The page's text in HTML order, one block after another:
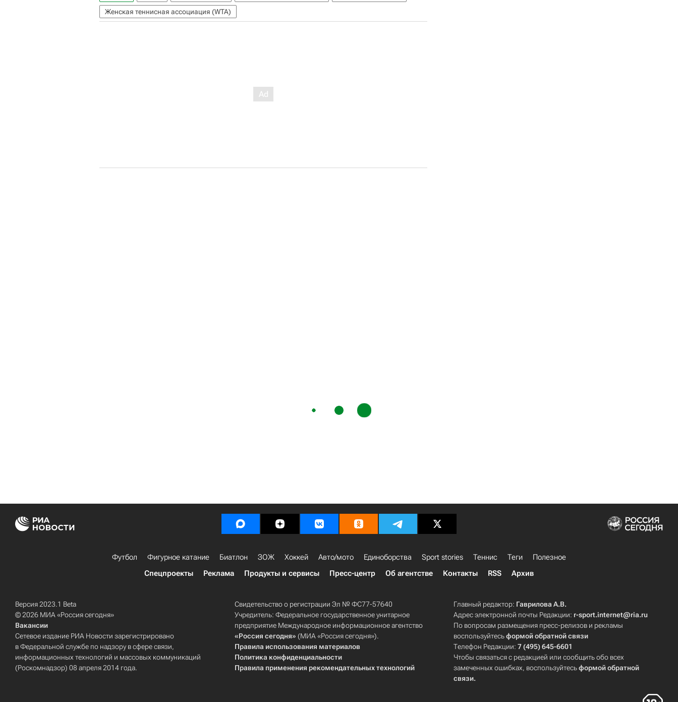
Женская теннисная ассоциация (WTA)
Футбол Фигурное катание Биатлон ЗОЖ Хоккей Авто/мото Единоборства Sport stories Теннис Теги
Полезное
Спецпроекты
Реклама Продукты и сервисы Пресс-центр Об агентстве Контакты RSS Архив
Версия 2023.1 Beta
© 2026 МИА «Россия сегодня»
Вакансии
Сетевое издание РИА Новости зарегистрировано
в Федеральной службе по надзору в сфере связи,
информационных технологий и массовых коммуникаций
(Роскомнадзор) 08 апреля 2014 года.
Свидетельство о регистрации Эл № ФС77-57640
Учредитель: Федеральное государственное унитарное
предприятие Международное информационное агентство
«Россия сегодня» (МИА «Россия сегодня»).
Правила использования материалов
Политика конфиденциальности
Правила применения рекомендательных технологий
Главный редактор: Гаврилова А.В.
Адрес электронной почты Редакции: r-sport.internet@ria.ru
По вопросам размещения пресс-релизов и рекламы
воспользуйтесьформой обратной связи
Телефон Редакции:7 (495) 645-6601
Чтобы связаться с редакцией или сообщить обо всех
замеченных ошибках, воспользуйтесьформой обратной
связи.